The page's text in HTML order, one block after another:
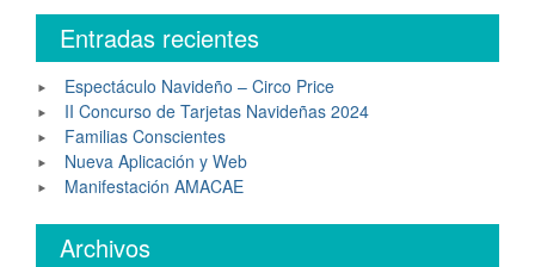
Entradas recientes
Espectáculo Navideño – Circo Price
II Concurso de Tarjetas Navideñas 2024
Familias Conscientes
Nueva Aplicación y Web
Manifestación AMACAE
Archivos